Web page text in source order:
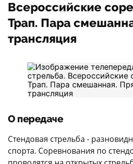
Всероссийские
Трап. Пара
трансляция
О передаче
Стендовая стрельба -
спорта. Соревнования по